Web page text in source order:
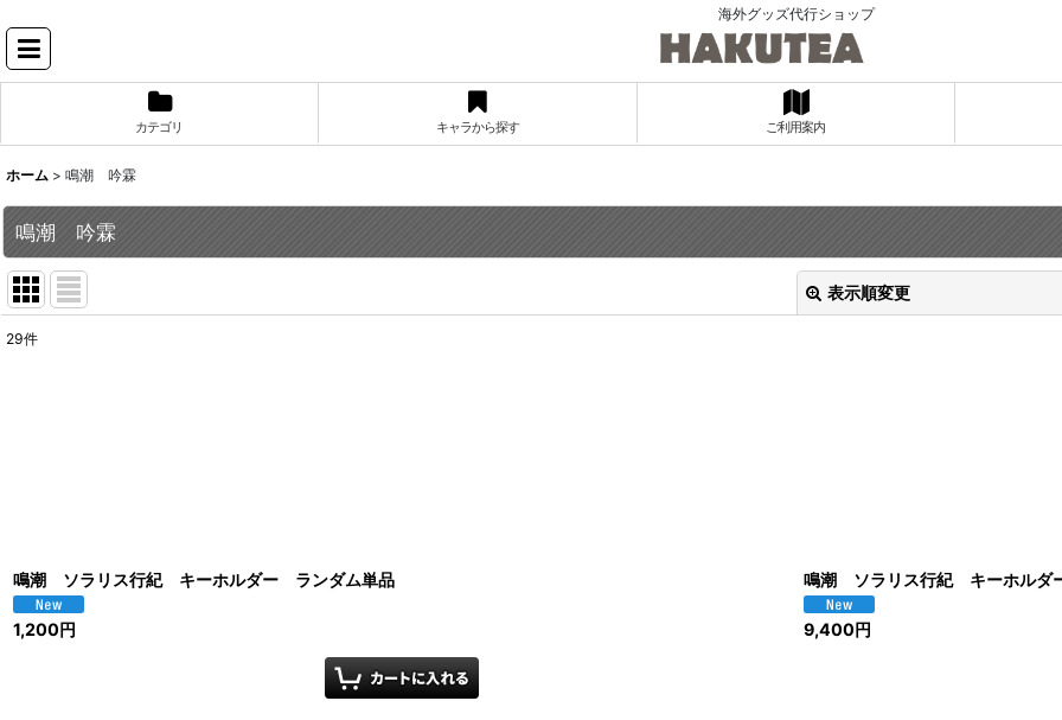
海外グッズ代行ショップ
カテゴリ キャラから探す ご利用案内
ホーム > 鳴潮 吟霖
鳴潮 吟霖
表示順変更
29件
鳴潮 ソラリス行紀 キーホルダー ランダム単品
1,200円
鳴潮 ソラリス行紀 キーホルダ
9,400円